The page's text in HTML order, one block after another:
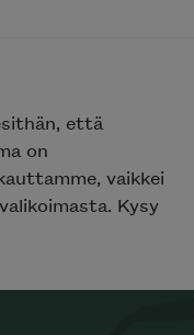
että
on
vaikkei
Kysy